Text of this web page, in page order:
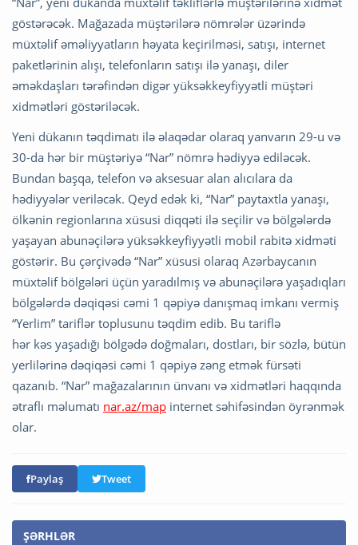
göstərəcək. Mağazada müştərilərə nömrələr üzərində
müxtəlif əməliyyatların həyata keçirilməsi, satışı, internet
paketlərinin alışı, telefonların satışı ilə yanaşı, diler
əməkdaşları tərəfindən digər yüksəkkeyfiyyətli müştəri
xidmətləri göstəriləcək.
Yeni dükanın təqdimatı ilə əlaqədar olaraq yanvarın 29-u və
30-da hər bir müştəriyə “Nar” nömrə hədiyyə ediləcək.
Bundan başqa, telefon və aksesuar alan alıcılara da
hədiyyələr veriləcək. Qeyd edək ki, “Nar” paytaxtla yanaşı,
ölkənin regionlarına xüsusi diqqəti ilə seçilir və bölgələrdə
yaşayan abunəçilərə yüksəkkeyfiyyətli mobil rabitə xidməti
göstərir. Bu çərçivədə “Nar” xüsusi olaraq Azərbaycanın
müxtəlif bölgələri üçün yaradılmış və abunəçilərə yaşadıqları
bölgələrdə dəqiqəsi cəmi 1 qəpiyə danışmaq imkanı vermiş
“Yerlim” tariflər toplusunu təqdim edib. Bu tariflə
hər kəs yaşadığı bölgədə doğmaları, dostları, bir sözlə, bütün
yerlilərinə dəqiqəsi cəmi 1 qəpiyə zəng etmək fürsəti
qazanıb. “Nar” mağazalarının ünvanı və xidmətləri haqqında
ətraflı məlumatı nar.az/map internet səhifəsindən öyrənmək
olar.
Paylaş Tweet
ŞƏRHLƏR